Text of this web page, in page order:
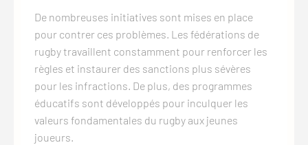
De nombreuses initiatives sont mises en place
pour contrer ces problèmes. Les fédérations de
rugby travaillent constamment pour renforcer les
règles et instaurer des sanctions plus sévères
pour les infractions. De plus, des programmes
éducatifs sont développés pour inculquer les
valeurs fondamentales du rugby aux jeunes
joueurs.